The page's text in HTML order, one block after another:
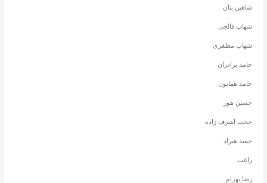
شاهین بنان
شهاب فالجی
شهاب مظفری
حامد برادران
حامد همایون
حسین هور
حجت اشرف زاده
حمید هیراد
راغب
رضا بهرام